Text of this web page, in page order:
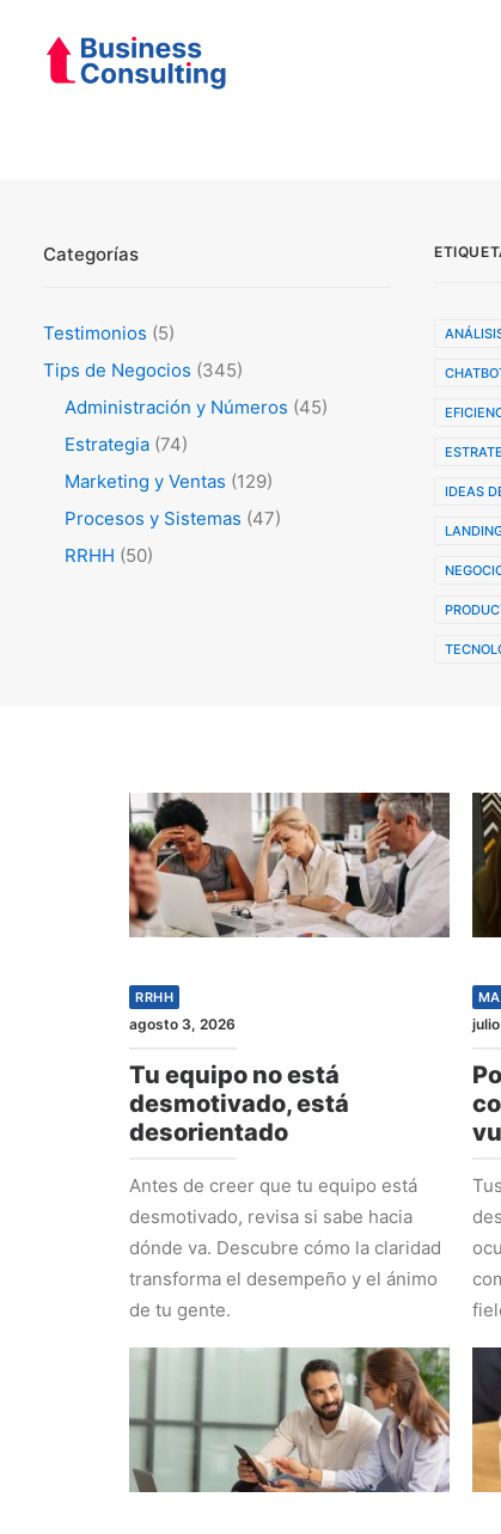
Categorías
Testimonios (5)
Tips de Negocios (345)
Administración y Números (45)
Estrategia (74)
Marketing y Ventas (129)
Procesos y Sistemas (47)
RRHH (50)
IDEAS
RRHH
agosto 3, 2026
Tu equipo no está
desmotivado, está
desorientado
Antes de creer que tu equipo está
desmotivado, revisa si sabe hacia
dónde va. Descubre cómo la claridad
transforma el desempeño y el ánimo
de tu gente.